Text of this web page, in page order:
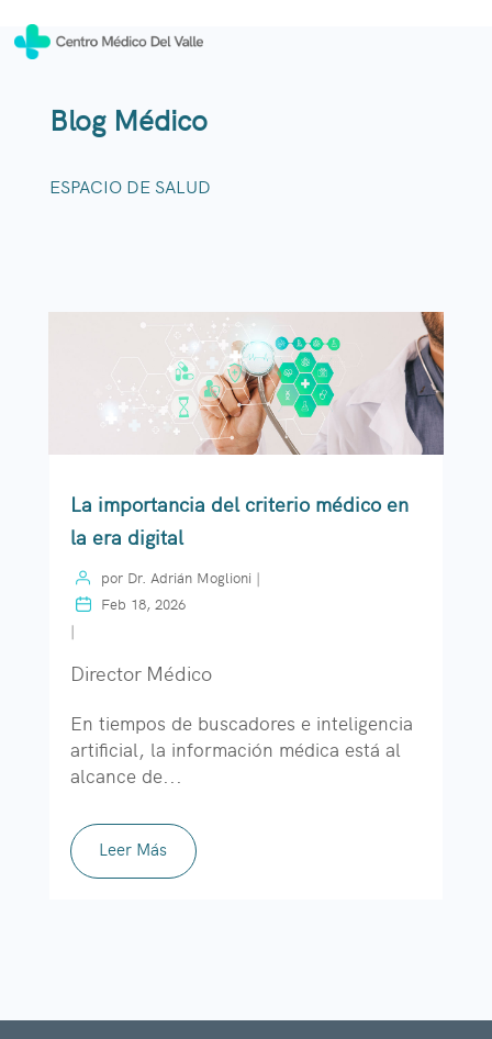
Blog Médico
ESPACIO DE SALUD
La importancia del criterio médico en
la era digital
por Dr. Adrián Moglioni |
Feb 18, 2026
|
Director Médico
En tiempos de buscadores e inteligencia
artificial, la información médica está al
alcance de...
Leer Más